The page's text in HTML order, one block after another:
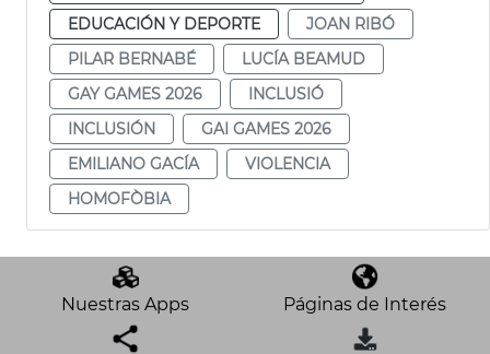
EDUCACIÓN Y DEPORTE
JOAN RIBÓ
PILAR BERNABÉ
LUCÍA BEAMUD
GAY GAMES 2026
INCLUSIÓ
INCLUSIÓN
GAI GAMES 2026
EMILIANO GACÍA
VIOLENCIA
HOMOFÒBIA
Nuestras Apps Páginas de Interés